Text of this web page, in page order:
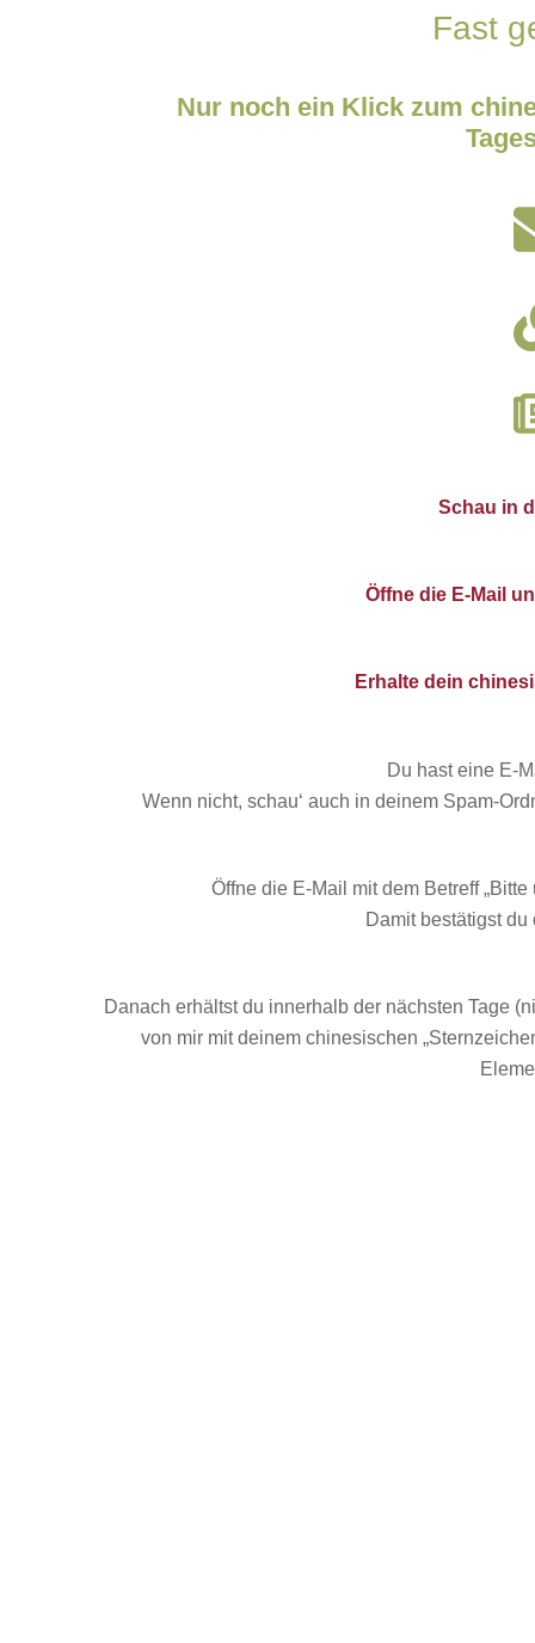
Fast
Nur noch ein Klick zum
Schau in
Öffne die E-Mail
Erhalte dein
Du hast eine E-
Wenn nicht, schau‘ auch in deinem Spam-
Öffne die E-Mail mit dem Betreff „Bitte
Damit bestätigst
Danach erhältst du innerhalb der nächsten Tage
von mir mit deinem chinesischen